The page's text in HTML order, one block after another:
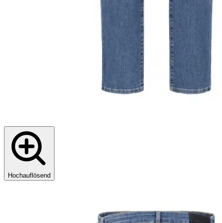
Hochauflösend